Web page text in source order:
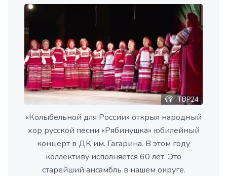
ТВР24
«Колыбельной для России» открыл народный
хор русской песни «Рябинушка» юбилейный
концерт в ДК им. Гагарина. В этом году
коллективу исполняется 60 лет. Это
старейший ансамбль в нашем округе.